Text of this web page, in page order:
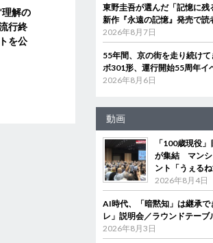
解の
行終
を公
東野圭吾が選んだ「記憶に
新作『永遠の記憶』発売で読
2026年8月7日
55年間、京の街を走り続け
ボ301形、運行開始55周年イ
2026年8月6日
動画
「100歳現役
が集結 マンシ
ント「うぇるね
2026年8月4日
AI時代、「暗黙知」は継承
レ」説明会／ラウンドテーブ
2026年8月3日